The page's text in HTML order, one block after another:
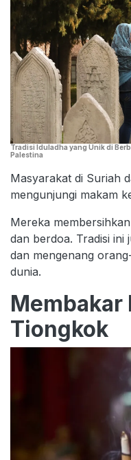
Tradisi Iduladha yang Unik di
Palestina
Masyarakat di Suriah
mengunjungi makam
Mereka
dan berdoa. Tradisi ini
dan mengenang
dunia.
Membakar
Tiongkok